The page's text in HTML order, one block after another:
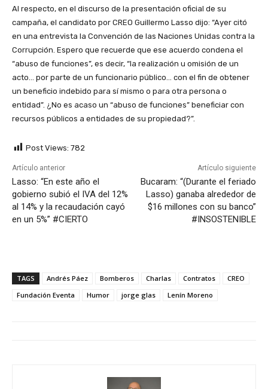
Al respecto, en el discurso de la presentación oficial de su
campaña, el candidato por CREO Guillermo Lasso dijo: “Ayer citó
en una entrevista la Convención de las Naciones Unidas contra la
Corrupción. Espero que recuerde que ese acuerdo condena el
“abuso de funciones”, es decir, “la realización u omisión de un
acto… por parte de un funcionario público… con el fin de obtener
un beneficio indebido para sí mismo o para otra persona o
entidad”. ¿No es acaso un “abuso de funciones” beneficiar con
recursos públicos a entidades de su propiedad?”.
Post Views: 782
Artículo anterior
Lasso: “En este año el
gobierno subió el IVA del 12%
al 14% y la recaudación cayó
en un 5%” #CIERTO
Artículo siguiente
Bucaram: “(Durante el feriado
Lasso) ganaba alrededor de
$16 millones con su banco”
#INSOSTENIBLE
TAGS Andrés Páez Bomberos Charlas Contratos
CREO
Fundación Eventa
Humor jorge glas Lenín Moreno